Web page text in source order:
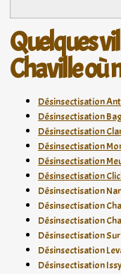
Quelques
Chaville où
Désinsectisation
Désinsectisation
Désinsectisation
Désinsectisation
Désinsectisation
Désinsectisation
Désinsectisation
Désinsectisation
Désinsectisation
Désinsectisation
Désinsectisation
Désinsectisation